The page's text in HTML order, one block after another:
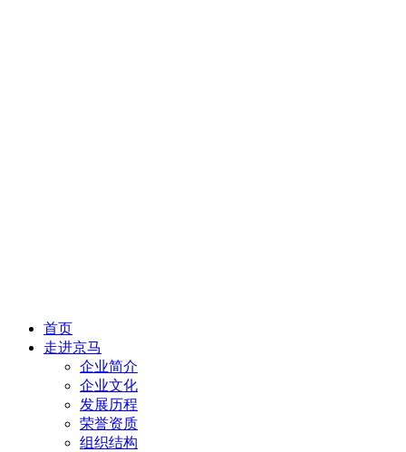
首页
走进京马
企业简介
企业文化
发展历程
荣誉资质
组织结构